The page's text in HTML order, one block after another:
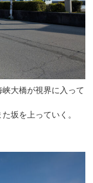
大橋が視界に入って
坂を上っていく。